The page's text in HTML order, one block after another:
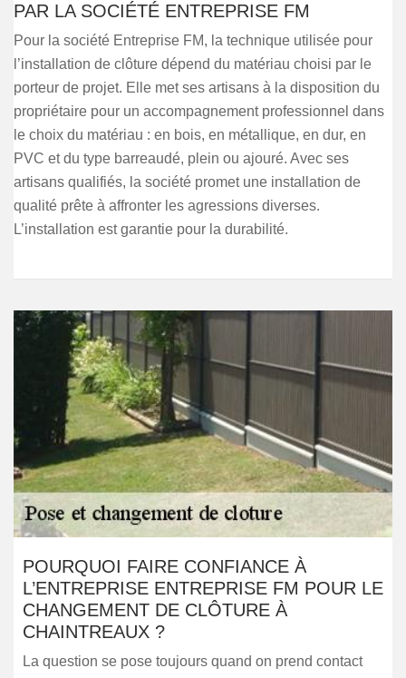
PAR LA SOCIÉTÉ ENTREPRISE FM
Pour la société Entreprise FM, la technique utilisée pour
l’installation de clôture dépend du matériau choisi par le
porteur de projet. Elle met ses artisans à la disposition du
propriétaire pour un accompagnement professionnel dans
le choix du matériau : en bois, en métallique, en dur, en
PVC et du type barreaudé, plein ou ajouré. Avec ses
artisans qualifiés, la société promet une installation de
qualité prête à affronter les agressions diverses.
L’installation est garantie pour la durabilité.
POURQUOI FAIRE CONFIANCE À
L’ENTREPRISE ENTREPRISE FM POUR LE
CHANGEMENT DE CLÔTURE À
CHAINTREAUX ?
La question se pose toujours quand on prend contact